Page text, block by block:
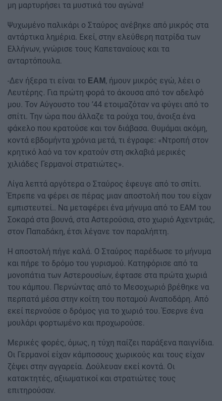
μη μαρτυρήσει τα μυστικά του αγώνα!
Ψυχωμένο παλικάρι ο Σταύρος ανέβηκε από μικρός στα
αντάρτικα λημέρια. Εκεί, στην ελεύθερη πατρίδα των
Ελλήνων, γνώρισε τους Καπεταναίους και τα
ανταρτόπουλα.
-Δεν ήξερα τι είναι το ΕΑΜ , ήμουν μικρός εγώ, λέει ο
Λευτέρης. Για πρώτη φορά το άκουσα από τον αδελφό
μου. Τον Αύγουστο του ’44 ετοιμαζόταν να φύγει από το
σπίτι. Την ώρα που άλλαζε τα ρούχα του, άνοιξα ένα
φάκελο που κρατούσε και τον διάβασα. Θυμάμαι ακόμη,
κοντά εβδομήντα χρόνια μετά, τι έγραφε: «Ντροπή στον
κρητικό λαό να τον κρατούν στη σκλαβιά μερικές
χιλιάδες Γερμανοί στρατιώτες».
Λίγα λεπτά αργότερα ο Σταύρος έφευγε από το σπίτι.
Έπρεπε να φέρει σε πέρας μιαν αποστολή που του είχαν
εμπιστευτεί.. Να μεταφέρει ένα μήνυμα από το ΕΑΜ του
Σοκαρά στα βουνά, στα Αστερούσια, στο χωριό Αχεντριάς,
στον Παπαδάκη, έτσι λέγανε τον παραλήπτη.
Η αποστολή πήγε καλά. Ο Σταύρος παρέδωσε το μήνυμα
και πήρε το δρόμο του γυρισμού. Κατηφόρισε από τα
μονοπάτια των Αστερουσίων, έφτασε στα πρώτα χωριά
του κάμπου. Περνώντας από το Μεσοχωριό βρέθηκε να
περπατά μέσα στην κοίτη του ποταμού Αναποδάρη. Από
εκεί περνούσε ο δρόμος για το χωριό του. Έσερνε ένα
μουλάρι φορτωμένο και προχωρούσε.
Μερικές φορές, όμως, η τύχη παίζει παράξενα παιγνίδια.
Οι Γερμανοί είχαν κάμποσους χωρικούς και τους είχαν
ζέψει στην αγγαρεία. Δούλευαν εκεί κοντά. Οι
κατακτητές, αξιωματικοί και στρατιώτες τους
επιτηρούσαν.